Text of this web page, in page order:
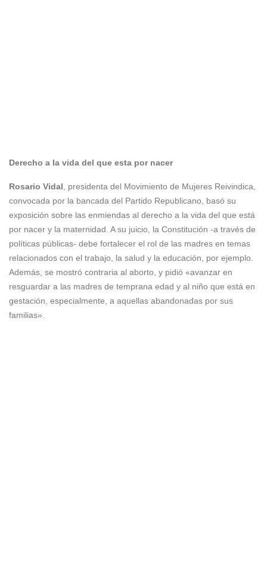
Derecho a la vida del que esta por nacer
Rosario Vidal, presidenta del Movimiento de Mujeres Reivindica,
convocada por la bancada del Partido Republicano, basó su
exposición sobre las enmiendas al derecho a la vida del que está
por nacer y la maternidad. A su juicio, la Constitución -a través de
políticas públicas- debe fortalecer el rol de las madres en temas
relacionados con el trabajo, la salud y la educación, por ejemplo.
Además, se mostró contraria al aborto, y pidió «avanzar en
resguardar a las madres de temprana edad y al niño que está en
gestación, especialmente, a aquellas abandonadas por sus
familias».